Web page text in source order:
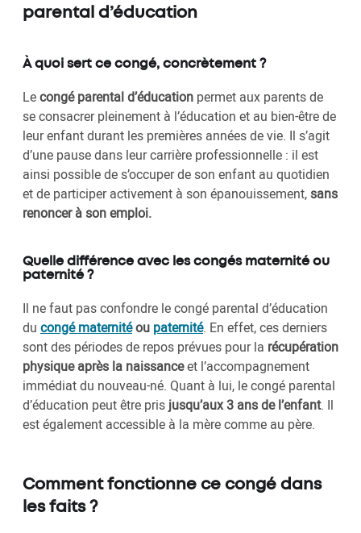
parental d’éducation
À quoi sert ce congé, concrètement ?
Lecongé parental d’éducation permet aux parents de
se consacrer pleinement à l’éducation et au bien-être de
leur enfant durant les premières années de vie. Il s’agit
d’une pause dans leur carrière professionnelle : il est
ainsi possible de s’occuper de son enfant au quotidien
et de participer activement à son épanouissement, sans
renoncer à son emploi.
Quelle différence avec les congés maternité ou
paternité ?
Il ne faut pas confondre le congé parental d’éducation
du congé maternitéou paternité. En effet, ces derniers
sont des périodes de repos prévues pour la récupération
physique après la naissanceet l’accompagnement
immédiat du nouveau-né. Quant à lui, le congé parental
d’éducation peut être pris jusqu’aux 3 ans de l’enfant. Il
est également accessible à la mère comme au père.
Comment fonctionne ce congé dans
les faits ?